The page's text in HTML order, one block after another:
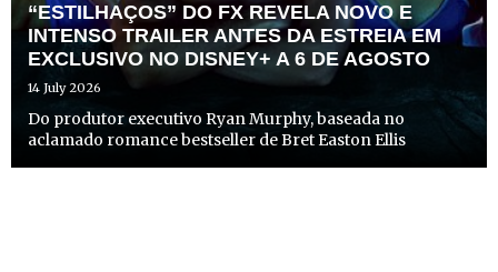
“ESTILHAÇOS” DO FX REVELA NOVO E
INTENSO TRAILER ANTES DA ESTREIA EM
EXCLUSIVO NO DISNEY+ A 6 DE AGOSTO
14 July 2026
Do produtor executivo Ryan Murphy, baseada no
aclamado romance bestseller de Bret Easton Ellis